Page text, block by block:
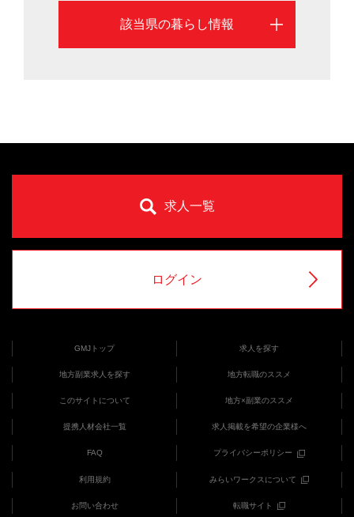
該当県の暮らし情報
求人一覧
ログイン
GMJトップ 求人を探す
地方副業求人を探す 地方転職のススメ
このサイトについて 地方×副業のススメ
提携人材会社一覧 求人掲載を希望の企業様へ
FAQ プライバシーポリシー
利用規約 みらいワークスについて
お問い合わせ 転職サイト